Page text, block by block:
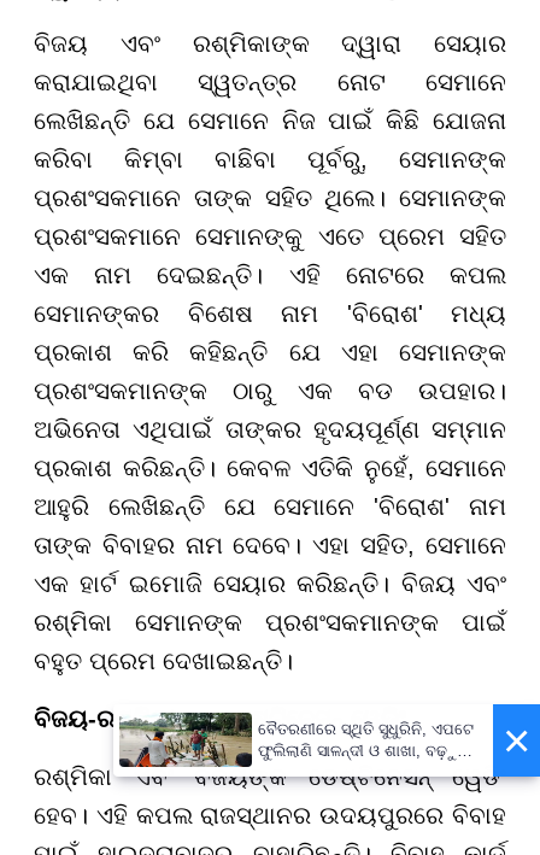
ବିଜୟ ଏବଂ ରଶ୍ମିକାଙ୍କ ଦ୍ୱାରା ସେୟାର
କରାଯାଇଥିବା ସ୍ୱତନ୍ତ୍ର ନୋଟ ସେମାନେ
ଲେଖିଛନ୍ତି ଯେ ସେମାନେ ନିଜ ପାଇଁ କିଛି ଯୋଜନା
କରିବା କିମ୍ବା ବାଛିବା ପୂର୍ବରୁ, ସେମାନଙ୍କ
ପ୍ରଶଂସକମାନେ ତାଙ୍କ ସହିତ ଥିଲେ। ସେମାନଙ୍କ
ପ୍ରଶଂସକମାନେ ସେମାନଙ୍କୁ ଏତେ ପ୍ରେମ ସହିତ
ଏକ ନାମ ଦେଇଛନ୍ତି। ଏହି ନୋଟରେ କପଲ
ସେମାନଙ୍କର ବିଶେଷ ନାମ 'ବିରୋଶ' ମଧ୍ୟ
ପ୍ରକାଶ କରି କହିଛନ୍ତି ଯେ ଏହା ସେମାନଙ୍କ
ପ୍ରଶଂସକମାନଙ୍କ ଠାରୁ ଏକ ବଡ ଉପହାର।
ଅଭିନେତା ଏଥିପାଇଁ ତାଙ୍କର ହୃଦୟପୂର୍ଣ୍ଣ ସମ୍ମାନ
ପ୍ରକାଶ କରିଛନ୍ତି। କେବଳ ଏତିକି ନୁହେଁ, ସେମାନେ
ଆହୁରି ଲେଖିଛନ୍ତି ଯେ ସେମାନେ 'ବିରୋଶ' ନାମ
ତାଙ୍କ ବିବାହର ନାମ ଦେବେ। ଏହା ସହିତ, ସେମାନେ
ଏକ ହାର୍ଟ ଇମୋଜି ସେୟାର କରିଛନ୍ତି। ବିଜୟ ଏବଂ
ରଶ୍ମିକା ସେମାନଙ୍କ ପ୍ରଶଂସକମାନଙ୍କ ପାଇଁ
ବହୁତ ପ୍ରେମ ଦେଖାଇଛନ୍ତି।
ବିଜୟ-ରଶ୍ମିକାଙ୍କ ଡେଷ୍ଟିନେସନ୍ ୱେଡିଂ
ରଶ୍ମିକା ଏବଂ ବିଜୟଙ୍କ ଡେଷ୍ଟିନେସନ୍ ୱେଡିଂ
ହେବ। ଏହି କପଲ ରାଜସ୍ଥାନର ଉଦୟପୁରରେ ବିବାହ
×
ବୈତରଣୀରେ ସ୍ଥିତି ସୁଧୁରିନି, ଏପଟେ
ଫୁଲିଲାଣି ସାଳନ୍ଦୀ ଓ ଶାଖା, ବଢ଼ୁଛି